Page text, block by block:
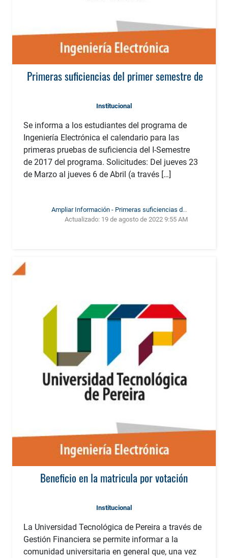
Primeras suficiencias del primer semestre de 2017
Institucional
Se informa a los estudiantes del programa de
Ingeniería Electrónica el calendario para las
primeras pruebas de suficiencia del I-Semestre
de 2017 del programa. Solicitudes: Del jueves 23
de Marzo al jueves 6 de Abril (a través […]
Ampliar Información - Primeras suficiencias del
primer semestre de 2017
Actualizado: 19 de agosto de 2022 9:55 AM
Beneficio en la matricula por votación
Institucional
La Universidad Tecnológica de Pereira a través de
Gestión Financiera se permite informar a la
comunidad universitaria en general que, una vez